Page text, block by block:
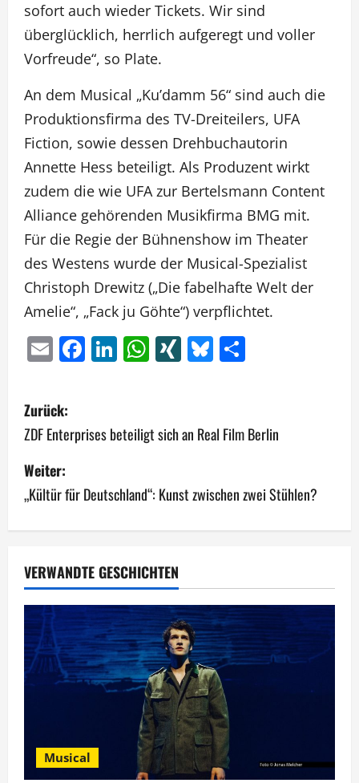
sofort auch wieder Tickets. Wir sind
überglücklich, herrlich aufgeregt und voller
Vorfreude“, so Plate.
An dem Musical „Ku’damm 56“ sind auch die
Produktionsfirma des TV-Dreiteilers, UFA
Fiction, sowie dessen Drehbuchautorin
Annette Hess beteiligt. Als Produzent wirkt
zudem die wie UFA zur Bertelsmann Content
Alliance gehörenden Musikfirma BMG mit.
Für die Regie der Bühnenshow im Theater
des Westens wurde der Musical-Spezialist
Christoph Drewitz („Die fabelhafte Welt der
Amelie“, „Fack ju Göhte“) verpflichtet.
EmailFacebook
LinkedIn
WhatsApp
XINGBluesky
B
e
i
t
r
a
g
s
n
i
Zurück:
ZDF Enterprises beteiligt sich an Real Film Berlin
Weiter:
„Kültür für Deutschland“: Kunst zwischen zwei Stühlen?
VERWANDTE GESCHICHTEN
Musical